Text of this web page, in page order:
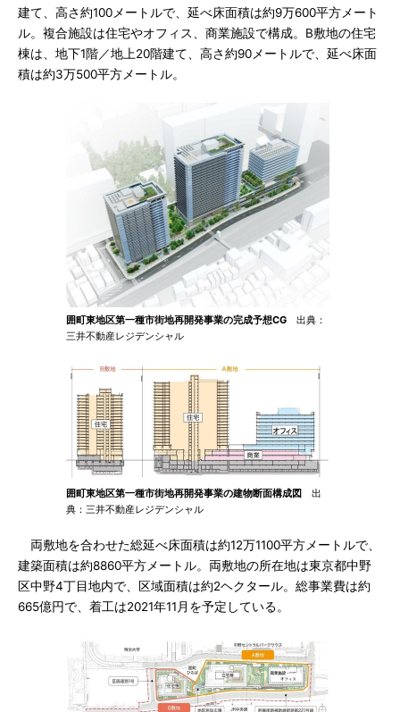
建て、高さ約100メートルで、延べ床面積は約9万600平方メート
ル。複合施設は住宅やオフィス、商業施設で構成。B敷地の住宅
棟は、地下1階／地上20階建て、高さ約90メートルで、延べ床面
積は約3万500平方メートル。
囲町東地区第一種市街地再開発事業の完成予想CG 出典：
三井不動産レジデンシャル
囲町東地区第一種市街地再開発事業の建物断面構成図
出
典：三井不動産レジデンシャル
両敷地を合わせた総延べ床面積は約12万1100平方メートルで、
建築面積は約8860平方メートル。両敷地の所在地は東京都中野
区中野4丁目地内で、区域面積は約2ヘクタール。総事業費は約
665億円で、着工は2021年11月を予定している。